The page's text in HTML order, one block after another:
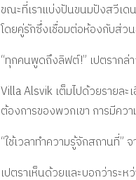
ขณะที่เราแบ่งปันขนมปังสวีเด
โดยคู่รักซึ่งเชื่อมต่อห้องกับส่ว
“ทุกคนพูดถึงลิฟต์!” เปตรากล่
Villa Alsvik เต็มไปด้วยรายล
ต้องการของพวกเขา การมีค
“ใช้เวลาทำความรู้จักสถานที่”
เปตราเห็นด้วยและบอกว่าระ